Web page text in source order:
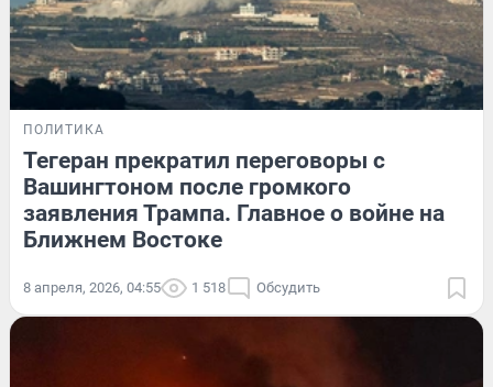
ПОЛИТИКА
Тегеран прекратил переговоры с
Вашингтоном после громкого
заявления Трампа. Главное о войне на
Ближнем Востоке
8 апреля, 2026, 04:55 1 518 Обсудить